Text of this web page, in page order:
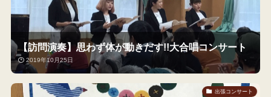
【訪問演奏】思わず体が動きだす!!大合唱コンサート
2019年10月25日
出張コンサート